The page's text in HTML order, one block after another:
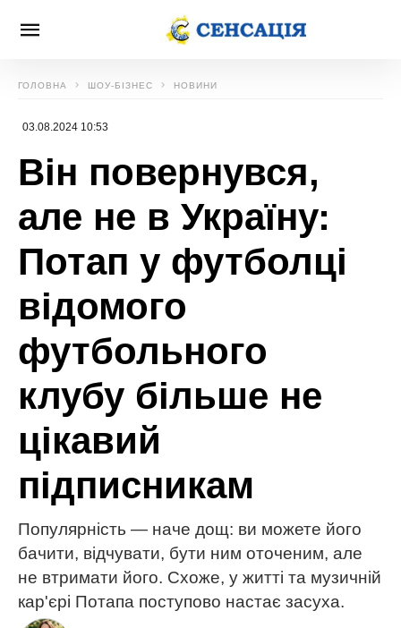
ГОЛОВНА ШОУ-БІЗНЕС НОВИНИ
03.08.2024 10:53
Він повернувся,
але не в Україну:
Потап у футболці
відомого
футбольного
клубу більше не
цікавий
підписникам
Популярність — наче дощ: ви можете його
бачити, відчувати, бути ним оточеним, але
не втримати його. Схоже, у житті та музичній
кар'єрі Потапа поступово настає засуха.